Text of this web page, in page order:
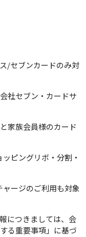
/セブンカードのみ対
社セブン・カードサ
家族会員様のカード
ピングリボ・分割・
ージのご利用も対象
につきましては、会
る重要事項」に基づ